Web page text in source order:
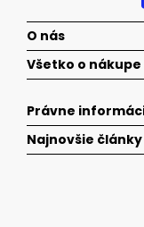
O nás
Všetko o nákupe
Právne
Najnovšie články